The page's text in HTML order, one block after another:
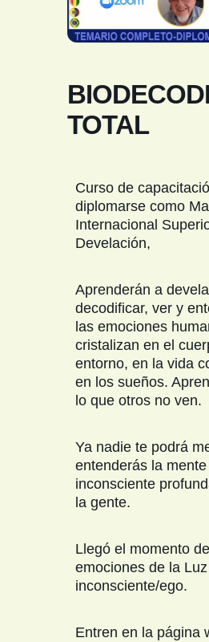
TOTAL
Curso de
diplomarse como
Internacional
Develación,
Aprenderán a
decodificar, ver y
las emociones
cristalizan en el
entorno, en la vida
en los sueños.
lo que otros no ven.
Ya nadie te podrá
entenderás la mente
inconsciente
la gente.
Llegó el momento
emociones de la Luz
inconsciente/ego.
Entren en la página